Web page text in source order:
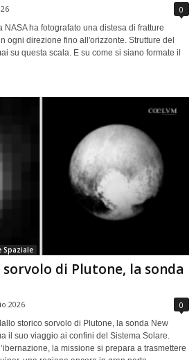
0
ha fotografato una distesa di fratture
ogni direzione fino all'orizzonte. Strutture del
su questa scala. E su come si siano formate il
Spaziale
di Plutone, la sonda
2026 0
storico sorvolo di Plutone, la sonda New
il suo viaggio ai confini del Sistema Solare.
la missione si prepara a trasmettere